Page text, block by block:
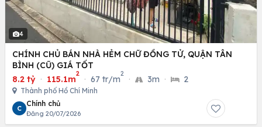
4
CHÍNH CHỦ BÁN NHÀ HẺM CHỮ ĐỒNG TỬ, QUẬN TÂN
BÌNH (CŨ) GIÁ TỐT
8.2 tỷ · 115.1m
2
· 67 tr/m
2
· 3m · 2
Thành phố Hồ Chí Minh
C
Chính chủ
Đăng 20/07/2026